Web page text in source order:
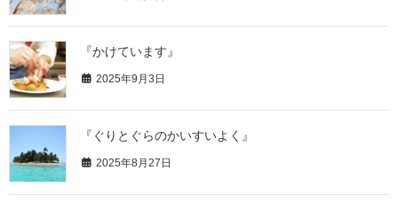
『かけています』
2025年9月3日
『ぐりとぐらのかいすいよく』
2025年8月27日